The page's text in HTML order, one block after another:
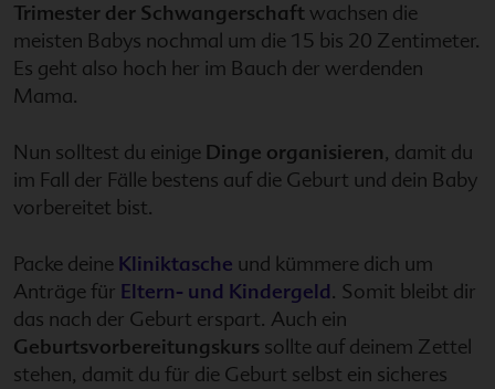
Trimester der Schwangerschaft wachsen die
meisten Babys nochmal um die 15 bis 20 Zentimeter.
Es geht also hoch her im Bauch der werdenden
Mama.
Nun solltest du einige Dinge organisieren, damit du
im Fall der Fälle bestens auf die Geburt und dein Baby
vorbereitet bist.
Packe deine Kliniktasche und kümmere dich um
Anträge für Eltern- und Kindergeld. Somit bleibt dir
das nach der Geburt erspart. Auch ein
Geburtsvorbereitungskurs sollte auf deinem Zettel
stehen, damit du für die Geburt selbst ein sicheres